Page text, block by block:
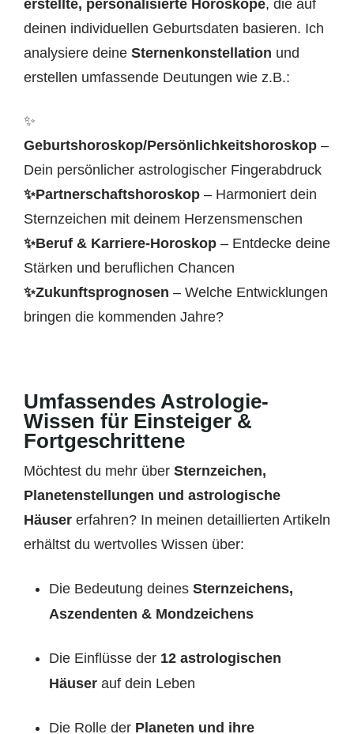
erstellte, personalisierte Horoskope, die auf
deinen individuellen Geburtsdaten basieren. Ich
analysiere deine Sternenkonstellation und
erstellen umfassende Deutungen wie z.B.:
✨
Geburtshoroskop/Persönlichkeitshoroskop –
Dein persönlicher astrologischer Fingerabdruck
✨Partnerschaftshoroskop – Harmoniert dein
Sternzeichen mit deinem Herzensmenschen
✨Beruf & Karriere-Horoskop – Entdecke deine
Stärken und beruflichen Chancen
✨Zukunftsprognosen – Welche Entwicklungen
bringen die kommenden Jahre?
Umfassendes Astrologie-
Wissen für Einsteiger &
Fortgeschrittene
Möchtest du mehr über Sternzeichen,
Planetenstellungen und astrologische
Häuser erfahren? In meinen detaillierten Artikeln
erhältst du wertvolles Wissen über:
Die Bedeutung deines Sternzeichens,
Aszendenten & Mondzeichens
Die Einflüsse der 12 astrologischen
Häuser auf dein Leben
Die Rolle der Planeten und ihre